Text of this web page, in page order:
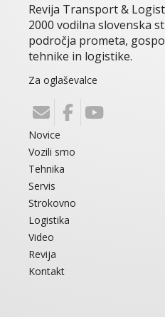
Revija Transport &
2000 vodilna slovenska
področja prometa,
tehnike in logistike.
Za oglaševalce
Novice
Vozili smo
Tehnika
Servis
Strokovno
Logistika
Video
Revija
Kontakt